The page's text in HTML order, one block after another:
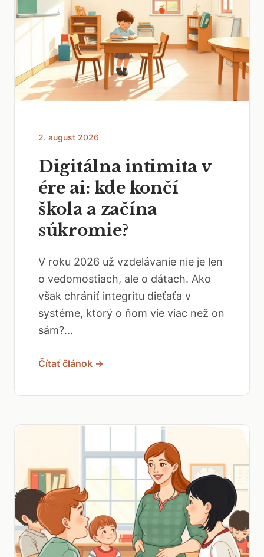
2. august 2026
Digitálna intimita v
ére ai: kde končí
škola a začína
súkromie?
V roku 2026 už vzdelávanie nie je len
o vedomostiach, ale o dátach. Ako
však chrániť integritu dieťaťa v
systéme, ktorý o ňom vie viac než on
sám?...
Čítať článok →